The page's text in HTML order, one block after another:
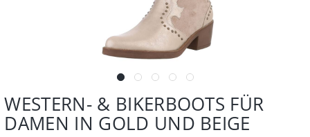
WESTERN- & BIKERBOOTS FÜR
DAMEN IN GOLD UND BEIGE